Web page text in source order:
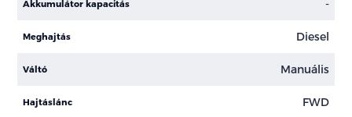
Akkumulátor kapacitás -
Meghajtás Diesel
Váltó Manuális
Hajtáslánc FWD